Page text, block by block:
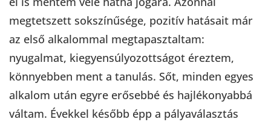
megtetszett sokszínűsége, pozitív hatásait már
az első alkalommal megtapasztaltam:
nyugalmat, kiegyensúlyozottságot éreztem,
könnyebben ment a tanulás. Sőt, minden egyes
alkalom után egyre erősebbé és hajlékonyabbá
váltam. Évekkel később épp a pályaválasztás